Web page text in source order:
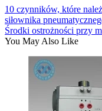
10 czynników, które
siłownika
Środki ostrożności przy
You May Also Like